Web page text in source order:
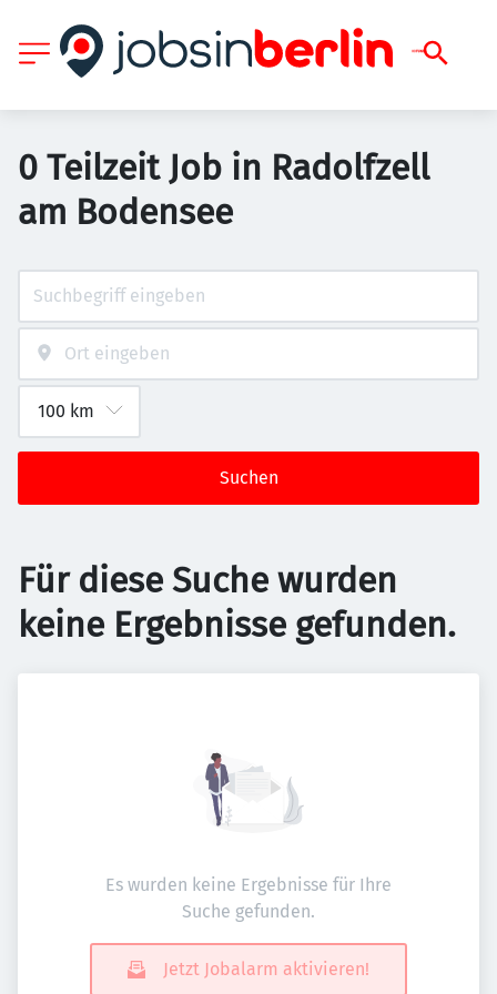
0 Teilzeit Job in Radolfzell
am Bodensee
Suchen
Für diese Suche wurden
keine Ergebnisse gefunden.
Es wurden keine Ergebnisse für Ihre
Suche gefunden.
Jetzt Jobalarm aktivieren!